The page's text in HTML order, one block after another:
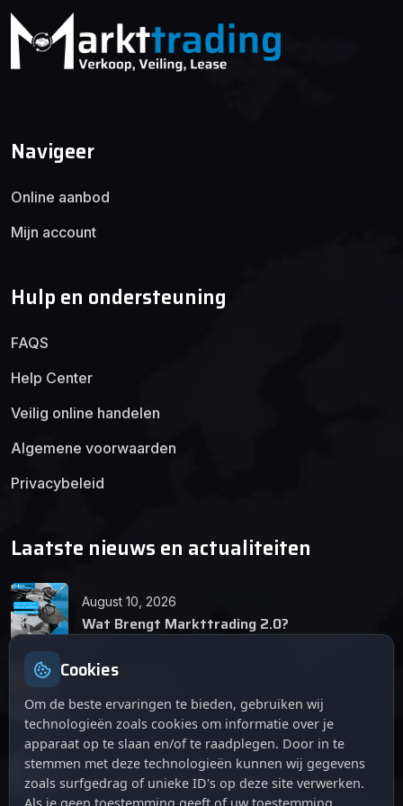
Navigeer
Online aanbod
Mijn account
Hulp en ondersteuning
FAQS
Help Center
Veilig online handelen
Algemene voorwaarden
Privacybeleid
Laatste nieuws en actualiteiten
August 10, 2026
Wat Brengt Markttrading 2.0?
Tips en Tricks
April 12, 2026
De opkomst van Markttrading 2.0: Een
revolutie in online handelen.
Cookies
Om de beste ervaringen te bieden, gebruiken wij
technologieën zoals cookies om informatie over je
apparaat op te slaan en/of te raadplegen. Door in te
stemmen met deze technologieën kunnen wij gegevens
zoals surfgedrag of unieke ID's op deze site verwerken.